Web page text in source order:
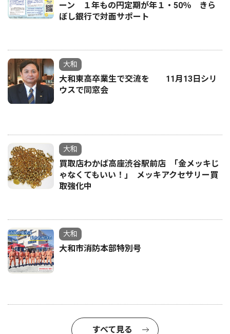
ーン １年もの円定期が年１・50％ きら
ぼし銀行で対面サポート
大和
大和東高卒業生で交流を 11月13日シリ
ウスで同窓会
大和
買取店わかば高座渋谷駅前店 ｢金メッキじ
ゃなくてもいい！｣ メッキアクセサリー買
取強化中
大和
大和市消防本部特別号
すべて見る